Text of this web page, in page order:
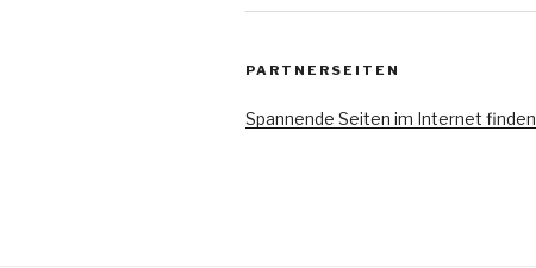
PARTNERSEITEN
Spannende Seiten im Internet finden